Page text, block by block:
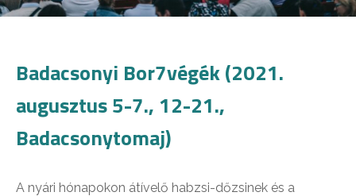
Badacsonyi Bor7végék (2021.
augusztus 5-7., 12-21.,
Badacsonytomaj)
A nyári hónapokon átívelő habzsi-dőzsinek és a